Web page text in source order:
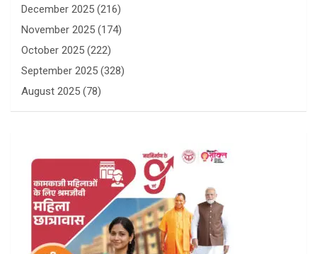
December 2025 (216)
November 2025 (174)
October 2025 (222)
September 2025 (328)
August 2025 (78)